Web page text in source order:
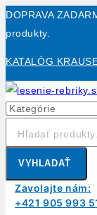
Skip
to
DOPRAVA
produkty.
KATALÓG
VYHLADAŤ
Zavolajte nám:
+421 905 993